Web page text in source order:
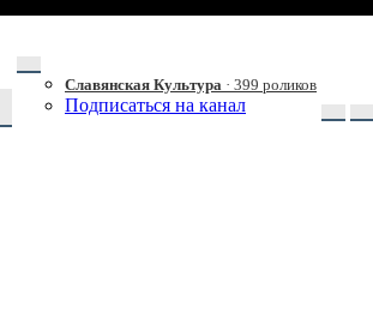
Славянская Культура · 399 роликов
Подписаться на канал